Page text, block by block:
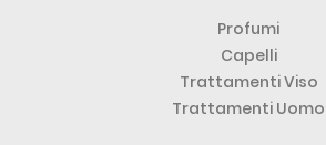
Profumi
Capelli
Trattamenti Viso
Trattamenti Uomo